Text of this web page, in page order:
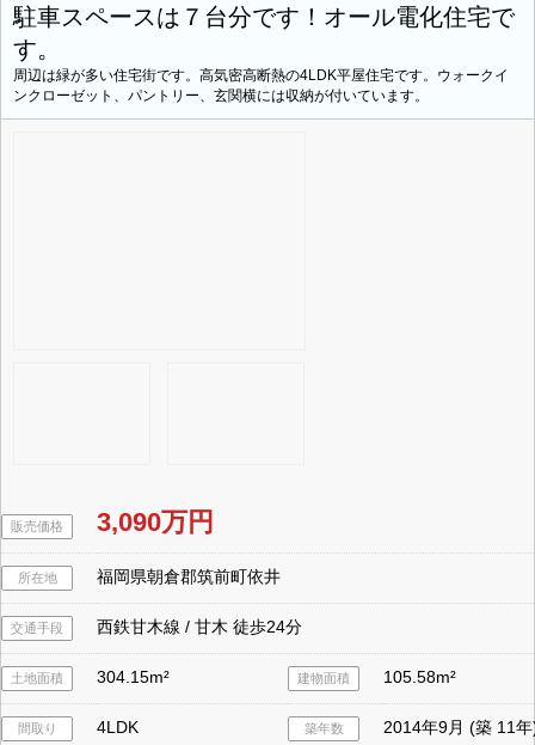
駐車スペースは７台分です！オール電化住宅で
す。
周辺は緑が多い住宅街です。高気密高断熱の4LDK平屋住宅です。ウォークイ
ンクローゼット、パントリー、玄関横には収納が付いています。
販売価格 3,090万円
所在地 福岡県朝倉郡筑前町依井
交通手段 西鉄甘木線 / 甘木 徒歩24分
土地面積 304.15m² 建物面積 105.58m²
間取り 4LDK 築年数 2014年9月 (築 11